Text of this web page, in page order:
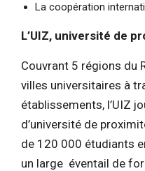
La coopération
L’UIZ, université de
Couvrant 5 régions du
villes universitaires à
établissements, l’UIZ
d’université de
de 120 000 étudiants
un large éventail de